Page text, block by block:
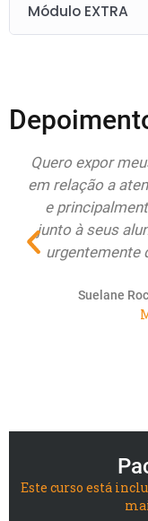
Módulo EXTRA
Quero expor
em relação a
e
junto à seus
urgentemente
Suelane
Este curso está